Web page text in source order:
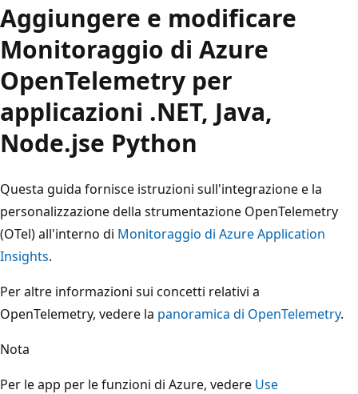
Aggiungere e modificare
Monitoraggio di Azure
OpenTelemetry per
applicazioni .NET, Java,
Node.jse Python
Questa guida fornisce istruzioni sull'integrazione e la
personalizzazione della strumentazione OpenTelemetry
(OTel) all'interno di Monitoraggio di Azure Application
Insights.
Per altre informazioni sui concetti relativi a
OpenTelemetry, vedere la panoramica di OpenTelemetry.
Nota
Per le app per le funzioni di Azure, vedere Use